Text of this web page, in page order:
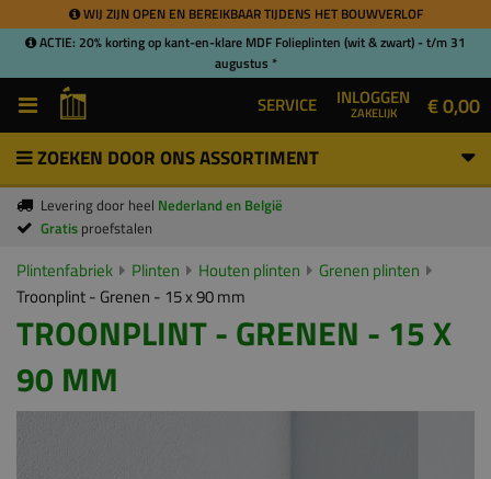
WIJ ZIJN OPEN EN BEREIKBAAR TIJDENS HET BOUWVERLOF
ACTIE: 20% korting op kant-en-klare MDF Folieplinten (wit & zwart) - t/m 31
augustus *
SERVICE INLOGGEN
ZAKELIJK € 0,00
ZOEKEN DOOR ONS ASSORTIMENT
Levering door heel Nederland en België
Gratis proefstalen
Plintenfabriek Plinten Houten plinten
Grenen plinten
Troonplint - Grenen - 15 x 90 mm
TROONPLINT - GRENEN - 15 X
90 MM